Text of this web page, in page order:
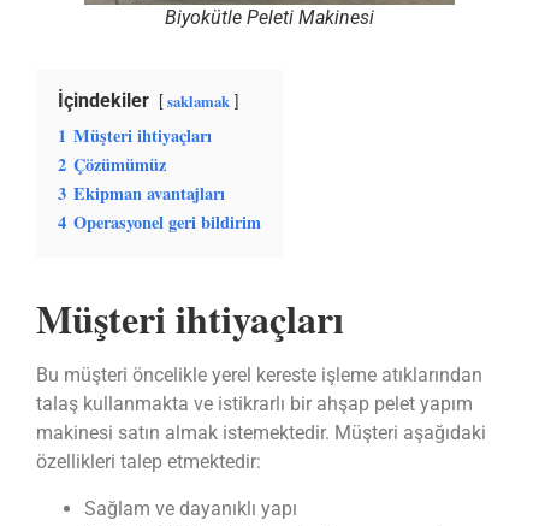
Biyokütle Peleti Makinesi
İçindekiler saklamak
1 Müşteri ihtiyaçları
2 Çözümümüz
3 Ekipman avantajları
4 Operasyonel geri bildirim
Müşteri ihtiyaçları
Bu müşteri öncelikle yerel kereste işleme atıklarından
talaş kullanmakta ve istikrarlı bir ahşap pelet yapım
makinesi satın almak istemektedir. Müşteri aşağıdaki
özellikleri talep etmektedir:
Sağlam ve dayanıklı yapı